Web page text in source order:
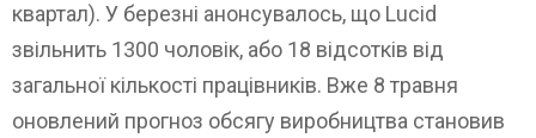
квартал). У березні анонсувалось, що Lucid
звільнить 1300 чоловік, або 18 відсотків від
загальної кількості працівників. Вже 8 травня
оновлений прогноз обсягу виробництва становив